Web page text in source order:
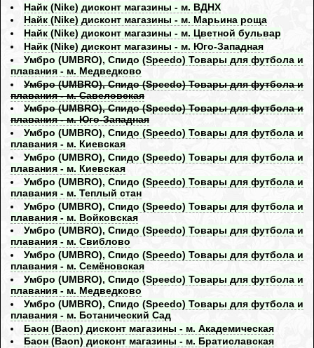
Найк (Nike) дисконт магазины - м. ВДНХ
Найк (Nike) дисконт магазины - м. Марьина роща
Найк (Nike) дисконт магазины - м. Цветной бульвар
Найк (Nike) дисконт магазины - м. Юго-Западная
Умбро (UMBRO), Спидо (Speedo) Товары для футбола и
плавания - м. Медведково
Умбро (UMBRO), Спидо (Speedo) Товары для футбола и
плавания - м. Савеловская
Умбро (UMBRO), Спидо (Speedo) Товары для футбола и
плавания - м. Юго-Западная
Умбро (UMBRO), Спидо (Speedo) Товары для футбола и
плавания - м. Киевская
Умбро (UMBRO), Спидо (Speedo) Товары для футбола и
плавания - м. Киевская
Умбро (UMBRO), Спидо (Speedo) Товары для футбола и
плавания - м. Теплый стан
Умбро (UMBRO), Спидо (Speedo) Товары для футбола и
плавания - м. Войковская
Умбро (UMBRO), Спидо (Speedo) Товары для футбола и
плавания - м. Свиблово
Умбро (UMBRO), Спидо (Speedo) Товары для футбола и
плавания - м. Семёновская
Умбро (UMBRO), Спидо (Speedo) Товары для футбола и
плавания - м. Медведково
Умбро (UMBRO), Спидо (Speedo) Товары для футбола и
плавания - м. Ботанический Сад
Баон (Baon) дисконт магазины - м. Академическая
Баон (Baon) дисконт магазины - м. Братиславская